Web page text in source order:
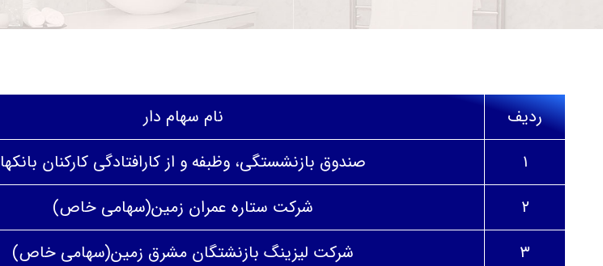
ردیف نام سهام دار
۱
صندوق بازنشستگی، وظبفه و از کارافتادگی کارکنان بانکها
۲
شرکت ستاره عمران زمین(سهامی خاص)
۳
شرکت لیزینگ بازنشتگان مشرق زمین(سهامی خاص)